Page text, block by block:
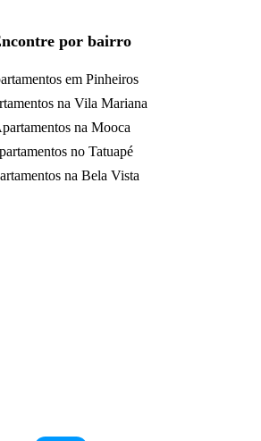
por bairro
em Pinheiros
na Vila Mariana
na Mooca
no Tatuapé
na Bela Vista